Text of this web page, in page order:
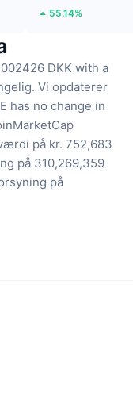
55.14%
DKK with a
Vi opdaterer
has no change in
på kr. 752,683
på 310,269,359
på